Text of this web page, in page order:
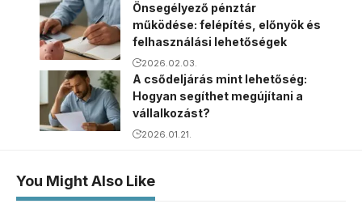
Önsegélyező pénztár
működése: felépítés, előnyök és
felhasználási lehetőségek
2026.02.03.
A csődeljárás mint lehetőség:
Hogyan segíthet megújítani a
vállalkozást?
2026.01.21.
You Might Also Like